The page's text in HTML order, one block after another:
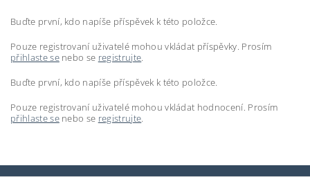
Buďte první, kdo napíše příspěvek k této položce.
Pouze registrovaní uživatelé mohou vkládat příspěvky. Prosím
přihlaste senebo se registrujte.
Buďte první, kdo napíše příspěvek k této položce.
Pouze registrovaní uživatelé mohou vkládat hodnocení. Prosím
přihlaste senebo se registrujte.